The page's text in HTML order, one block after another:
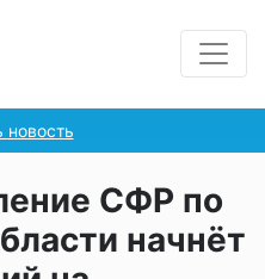
новость
СФР по
начнёт